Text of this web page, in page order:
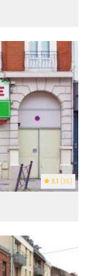
3.1 (36)